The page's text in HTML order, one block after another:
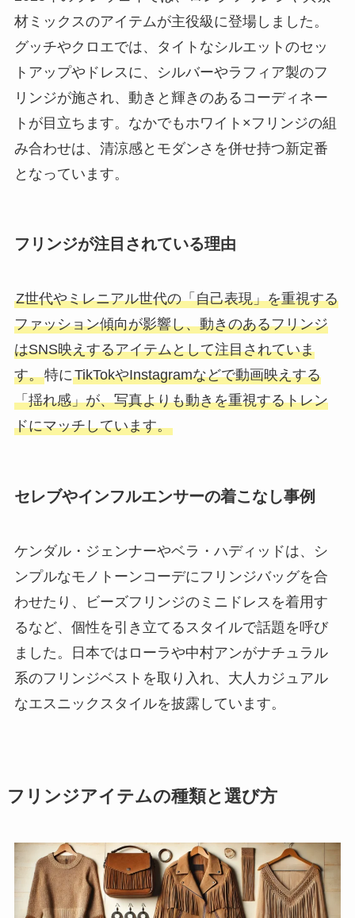
材ミックスのアイテムが主役級に登場しました。
グッチやクロエでは、タイトなシルエットのセッ
トアップやドレスに、シルバーやラフィア製のフ
リンジが施され、動きと輝きのあるコーディネー
トが目立ちます。なかでもホワイト×フリンジの組
み合わせは、清涼感とモダンさを併せ持つ新定番
となっています。
フリンジが注目されている理由
Z世代やミレニアル世代の「自己表現」を重視する
ファッション傾向が影響し、動きのあるフリンジ
はSNS映えするアイテムとして注目されていま
す。特にTikTokやInstagramなどで動画映えする
「揺れ感」が、写真よりも動きを重視するトレン
ドにマッチしています。
セレブやインフルエンサーの着こなし事例
ケンダル・ジェンナーやベラ・ハディッドは、シ
ンプルなモノトーンコーデにフリンジバッグを合
わせたり、ビーズフリンジのミニドレスを着用す
るなど、個性を引き立てるスタイルで話題を呼び
ました。日本ではローラや中村アンがナチュラル
系のフリンジベストを取り入れ、大人カジュアル
なエスニックスタイルを披露しています。
フリンジアイテムの種類と選び方